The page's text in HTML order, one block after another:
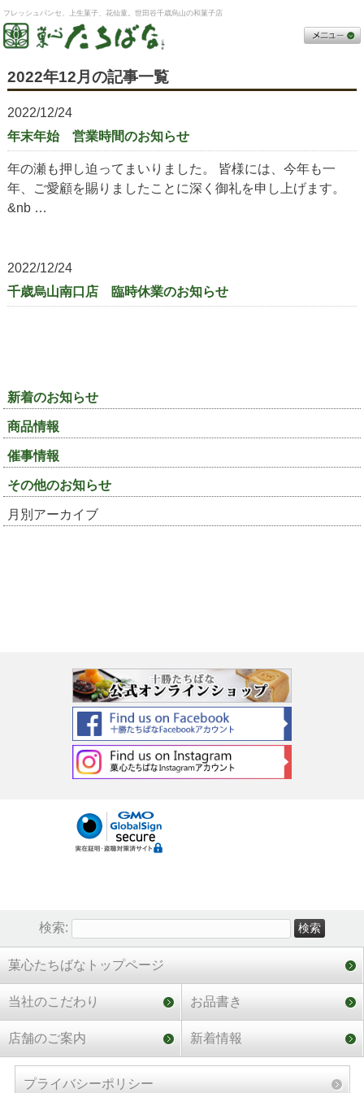
フレッシュパンセ、上生菓子、花仙童。世田谷千歳烏山の和菓子店
2022年12月の記事一覧
2022/12/24
年末年始 営業時間のお知らせ
年の瀬も押し迫ってまいりました。 皆様には、今年も一
年、ご愛顧を賜りましたことに深く御礼を申し上げます。
&nb …
2022/12/24
千歳烏山南口店 臨時休業のお知らせ
新着のお知らせ
商品情報
催事情報
その他のお知らせ
月別アーカイブ
検索:
菓心たちばなトップページ
当社のこだわり お品書き
店舗のご案内 新着情報
プライバシーポリシー